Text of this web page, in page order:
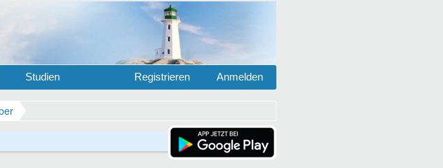
Studien Anmelden
Registrieren